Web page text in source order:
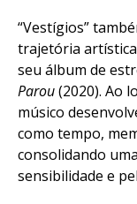
“Vestígios”
trajetória
seu álbum de
Parou(2020). Ao
músico
como tempo,
consolidando
sensibilidade e